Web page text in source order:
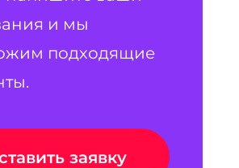
и мы
подходящие
заявку